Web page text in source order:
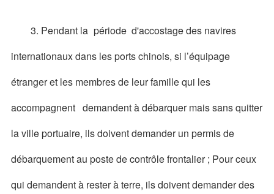
3. Pendant la période d'accostage des navires
internationaux dans les ports chinois, si l’équipage
étranger et les membres de leur famille qui les
accompagnent demandent à débarquer mais sans quitter
la ville portuaire, ils doivent demander un permis de
débarquement au poste de contrôle frontalier ; Pour ceux
qui demandent à rester à terre, ils doivent demander des